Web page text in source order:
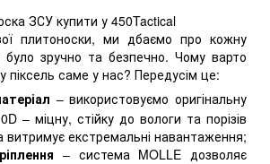
плитоноски, ми дбаємо про кожну
зручно та безпечно. Чому варто
піксель саме у нас? Передусім це:
– використовуємо оригінальну
– міцну, стійку до вологи та порізів
витримує екстремальні навантаження;
– система MOLLE дозволяє